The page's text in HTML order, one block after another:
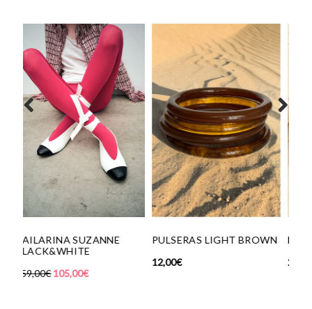
PULSERAS LIGHT BROWN
BRAZALETE HOJAS
29,00